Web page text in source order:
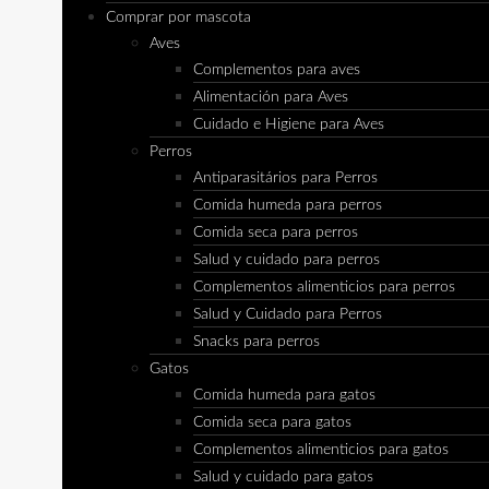
Comprar por mascota
Aves
Complementos para aves
Alimentación para Aves
Cuidado e Higiene para Aves
Perros
Antiparasitários para Perros
Comida humeda para perros
Comida seca para perros
Salud y cuidado para perros
Complementos alimenticios para perros
Salud y Cuidado para Perros
Snacks para perros
Gatos
Comida humeda para gatos
Comida seca para gatos
Complementos alimenticios para gatos
Salud y cuidado para gatos